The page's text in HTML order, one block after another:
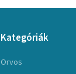
Kategóriák
Orvos